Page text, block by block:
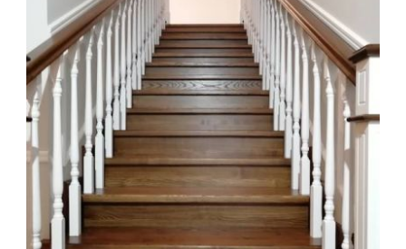
Комментарий к заказу